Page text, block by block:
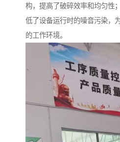
构，提高了破碎效率和均匀性
低了设备运行时的噪音污染，
的工作环境。